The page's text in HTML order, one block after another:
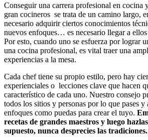
Conseguir una carrera profesional en cocina
gran cocineros se trata de un camino largo,
necesario adquirir ciertos conocimientos
nuevos enfoques… es necesario llegar a
Por esto, cuando uno se esfuerza por lograr
una cocina profesional, es vital traer una
experiencias a la mesa.
Cada chef tiene su propio estilo, pero hay
experienciales o lecciones clave que hacen
característico de cada uno. Nuestro consejo
todos los sitios y personas por lo que pases y
enfoques como puedas para crear el tuyo.
recetas de grandes maestros y luego
supuesto, nunca desprecies las tradiciones.